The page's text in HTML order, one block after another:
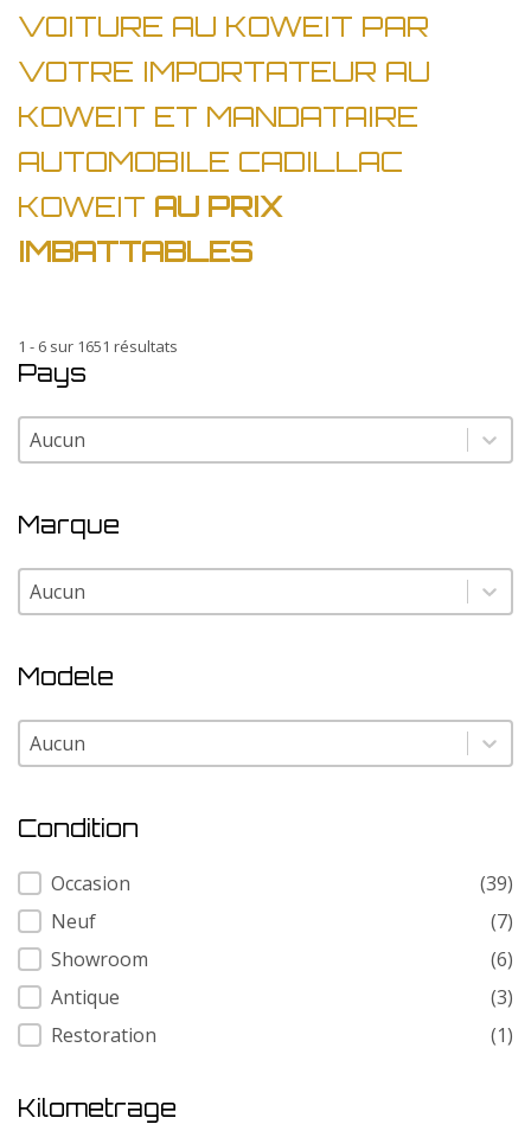
VOITURE AU KOWEIT PAR
VOTRE IMPORTATEUR AU
KOWEIT ET MANDATAIRE
AUTOMOBILE CADILLAC
KOWEIT AU PRIX
IMBATTABLES
1 - 6 sur 1651 résultats
Pays
Pays
Pays
Marque
Marque
Marque
Modele
Modele
Modele
Condition
Condition
Occasion
(39)
Neuf
(7)
Showroom
(6)
Antique
(3)
Restoration
(1)
Kilometrage